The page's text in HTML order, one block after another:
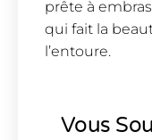
prête à
qui fait la
l’entoure.
Vous